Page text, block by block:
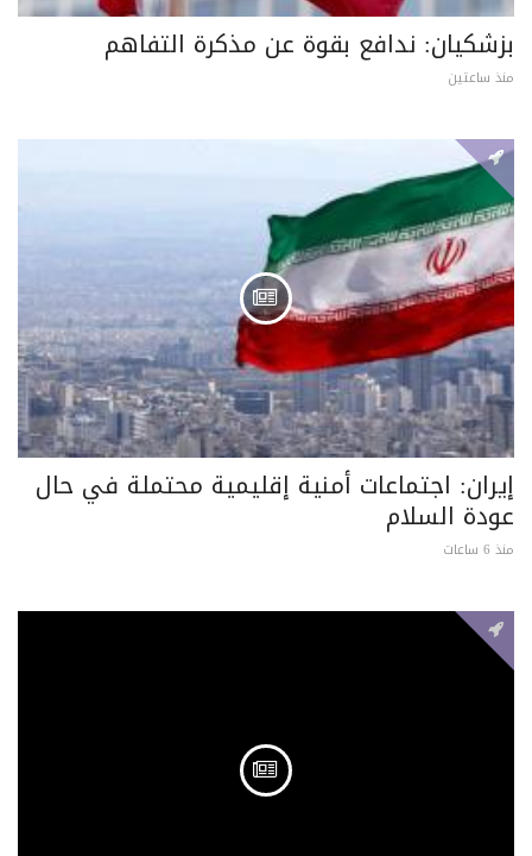
بزشكيان: ندافع بقوة عن مذكرة التفاهم
منذ ساعتين
إيران: اجتماعات أمنية إقليمية محتملة في حال
عودة السلام
منذ 6 ساعات